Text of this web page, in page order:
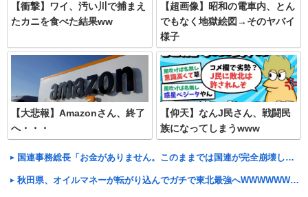
【衝撃】ワイ、汚い川で捕まえ
たカニを食べた結果ww
【超画像】昭和の電車内、とん
でもなく地獄絵図→そのヤバイ
様子
【大悲報】Amazonさん、終了
へ・・・
【仰天】なんJ民さん、戦闘民
族になってしまうwww
国連事務総長「お金がありません。このままでは国連が完全崩壊します。助けて下さい」
秋田県、オイルマネーが転がり込んでガチで東北最強へWWWWWWWWWWWWWWWWWWWWWWWWWWWWWWWWW